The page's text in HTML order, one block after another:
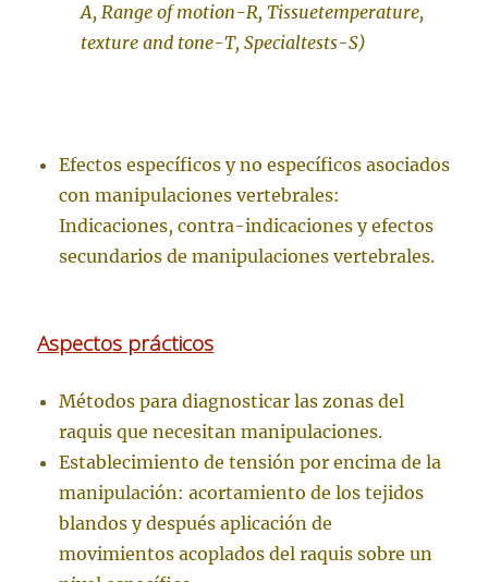
A, Range of motion-R, Tissuetemperature,
texture and tone-T, Specialtests-S)
Efectos específicos y no específicos asociados
con manipulaciones vertebrales:
Indicaciones, contra-indicaciones y efectos
secundarios de manipulaciones vertebrales.
Aspectos prácticos
Métodos para diagnosticar las zonas del
raquis que necesitan manipulaciones.
Establecimiento de tensión por encima de la
manipulación: acortamiento de los tejidos
blandos y después aplicación de
movimientos acoplados del raquis sobre un